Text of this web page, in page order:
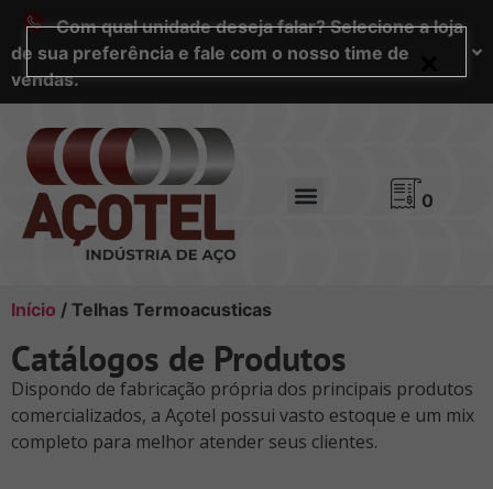
Com qual unidade deseja falar? Selecione a loja
de sua preferência e fale com o nosso time de
vendas.
0
Início / Telhas Termoacusticas
Catálogos de Produtos
Dispondo de fabricação própria dos principais produtos
comercializados, a Açotel possui vasto estoque e um mix
completo para melhor atender seus clientes.